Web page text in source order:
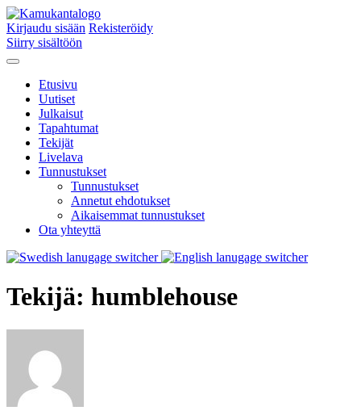
Kirjaudu sisään Rekisteröidy
Siirry sisältöön
Etusivu
Uutiset
Julkaisut
Tapahtumat
Tekijät
Livelava
Tunnustukset
Tunnustukset
Annetut ehdotukset
Aikaisemmat tunnustukset
Ota yhteyttä
Tekijä: humblehouse